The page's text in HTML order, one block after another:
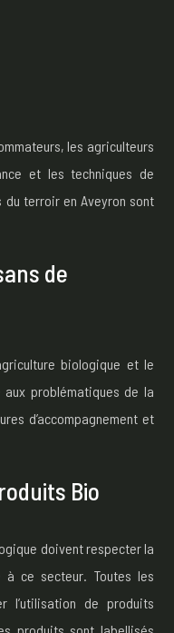
les agriculteurs
et les techniques de
terroir en Aveyron sont
de
biologique et le
problématiques de la
d’accompagnement et
Bio
doivent respecter la
à ce secteur. Toutes les
l’utilisation de produits